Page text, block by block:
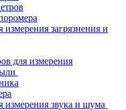
загрязнения и
для измерения
измерения звука и шума